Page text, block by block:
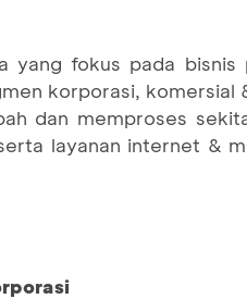
yang fokus pada bisnis
korporasi, komersial
dan memproses
layanan internet &